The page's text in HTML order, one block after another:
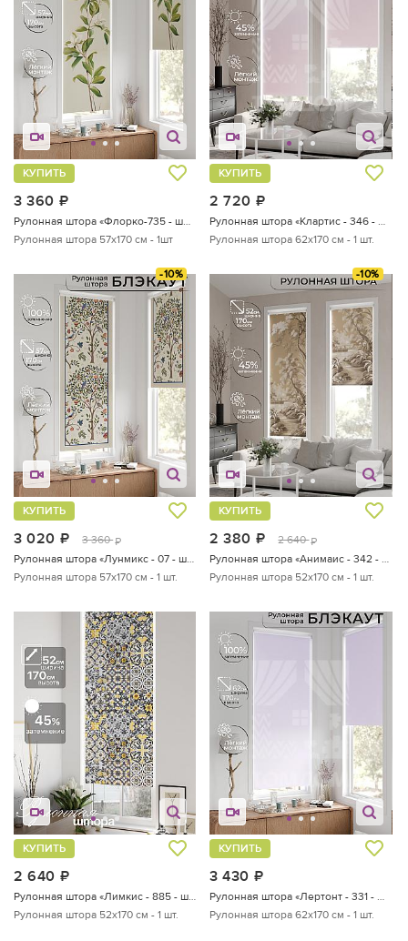
3 360
КУПИТЬ
Рулонная штора «Флорко-735 - ширина 57 см, длина 170 см.»
Рулонная штора 57х170 см - 1шт
2 720
КУПИТЬ
Рулонная штора «Клартис - 346 - ширина 62 см»
Рулонная штора 62х170 см - 1 шт.
-10%
3 020 руб.
3 360 руб.
КУПИТЬ
Рулонная штора «Лунмикс - 07 - ширина 57 см»
Рулонная штора 57х170 см - 1 шт.
-10%
2 380 руб.
2 640 руб.
КУПИТЬ
Рулонная штора «Анимаис - 342 - ширина 52 см»
Рулонная штора 52х170 см - 1 шт.
2 640
КУПИТЬ
Рулонная штора «Лимкис - 885 - ширина 52 см»
Рулонная штора 52х170 см - 1 шт.
3 430
КУПИТЬ
Рулонная штора «Лертонт - 331 - ширина 62 см»
Рулонная штора 62х170 см - 1 шт.